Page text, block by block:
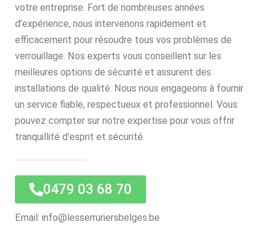
votre entreprise. Fort de nombreuses années
d’expérience, nous intervenons rapidement et
efficacement pour résoudre tous vos problèmes de
verrouillage. Nos experts vous conseillent sur les
meilleures options de sécurité et assurent des
installations de qualité. Nous nous engageons à fournir
un service fiable, respectueux et professionnel. Vous
pouvez compter sur notre expertise pour vous offrir
tranquillité d’esprit et sécurité.
0479 03 68 70
Email: info@lesserruriersbelges.be